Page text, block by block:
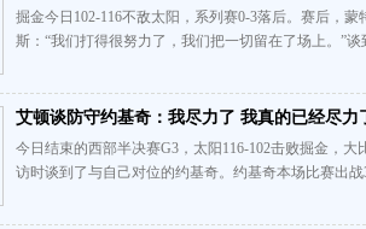
掘金今日102-116不敌太阳，系列赛0-3落后。赛后，
斯：“我们打得很努力了，我们把一切留在了场上。”
艾顿谈防守约基奇：我尽力了 我真的已经尽力
今日结束的西部半决赛G3，太阳116-102击败掘金，
访时谈到了与自己对位的约基奇。约基奇本场比赛出